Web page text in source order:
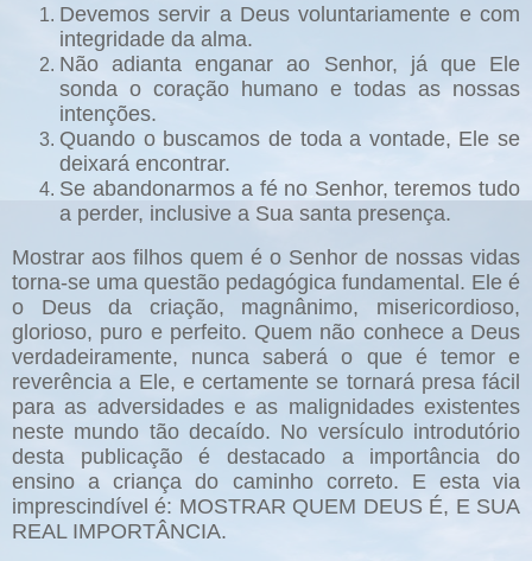
Devemos servir a Deus voluntariamente e com
integridade da alma.
Não adianta enganar ao Senhor, já que Ele
sonda o coração humano e todas as nossas
intenções.
Quando o buscamos de toda a vontade, Ele se
deixará encontrar.
Se abandonarmos a fé no Senhor, teremos tudo
a perder, inclusive a Sua santa presença.
Mostrar aos filhos quem é o Senhor de nossas vidas
torna-se uma questão pedagógica fundamental. Ele é
o Deus da criação, magnânimo, misericordioso,
glorioso, puro e perfeito. Quem não conhece a Deus
verdadeiramente, nunca saberá o que é temor e
reverência a Ele, e certamente se tornará presa fácil
para as adversidades e as malignidades existentes
neste mundo tão decaído. No versículo introdutório
desta publicação é destacado a importância do
ensino a criança do caminho correto. E esta via
imprescindível é: MOSTRAR QUEM DEUS É, E SUA
REAL IMPORTÂNCIA.